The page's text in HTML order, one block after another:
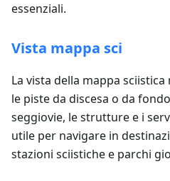
essenziali.
Vista mappa sci
La vista della mappa
le piste da discesa o da
seggiovie, le strutture e i
utile per navigare in
stazioni sciistiche e parchi